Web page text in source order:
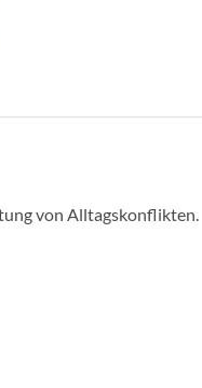
von Alltagskonflikten.